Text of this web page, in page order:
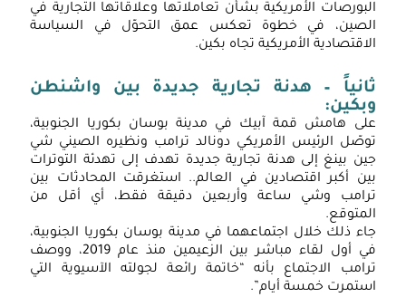
البورصات الأمريكية بشأن تعاملاتها وعلاقاتها التجارية في
الصين، في خطوة تعكس عمق التحوّل في السياسة
الاقتصادية الأمريكية تجاه بكين.
ثانياً – هدنة تجارية جديدة بين واشنطن
وبكين:
على هامش قمة آبيك في مدينة بوسان بكوريا الجنوبية،
توصّل الرئيس الأمريكي دونالد ترامب ونظيره الصيني شي
جين بينغ إلى هدنة تجارية جديدة تهدف إلى تهدئة التوترات
بين أكبر اقتصادين في العالم.. استغرقت المحادثات بين
ترامب وشي ساعة وأربعين دقيقة فقط، أي أقل من
المتوقع.
جاء ذلك خلال اجتماعهما في مدينة بوسان بكوريا الجنوبية،
في أول لقاء مباشر بين الزعيمين منذ عام 2019، ووصف
ترامب الاجتماع بأنه “خاتمة رائعة لجولته الآسيوية التي
استمرت خمسة أيام”.